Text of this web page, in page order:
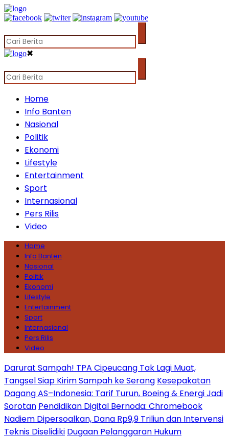
✖
Home
Info Banten
Nasional
Politik
Ekonomi
Lifestyle
Entertainment
Sport
Internasional
Pers Rilis
Video
Home
Info Banten
Nasional
Politik
Ekonomi
Lifestyle
Entertainment
Sport
Internasional
Pers Rilis
Video
Darurat Sampah! TPA Cipeucang Tak Lagi Muat,
Tangsel Siap Kirim Sampah ke Serang Kesepakatan
Dagang AS–Indonesia: Tarif Turun, Boeing & Energi Jadi
Sorotan Pendidikan Digital Bernoda: Chromebook
Nadiem Dipersoalkan, Dana Rp9,9 Triliun dan Intervensi
Teknis Diselidiki Dugaan Pelanggaran Hukum